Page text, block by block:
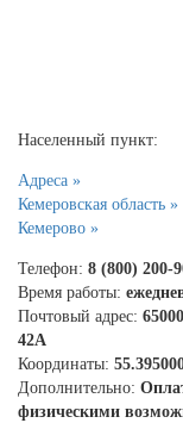
Населенный пункт:
Адреса »
Кемеровская область »
Кемерово »
Телефон: 8 (800) 200-
Время работы:
Почтовый адрес:
42А
Координаты:
Дополнительно:
физическими